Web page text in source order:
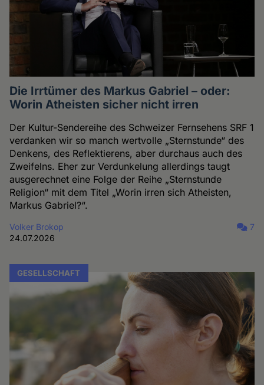
Die Irrtümer des Markus Gabriel – oder:
Worin Atheisten sicher nicht irren
Der Kultur-Sendereihe des Schweizer Fernsehens SRF 1
verdanken wir so manch wertvolle „Sternstunde“ des
Denkens, des Reflektierens, aber durchaus auch des
Zweifelns. Eher zur Verdunkelung allerdings taugt
ausgerechnet eine Folge der Reihe „Sternstunde
Religion“ mit dem Titel „Worin irren sich Atheisten,
Markus Gabriel?“.
Volker Brokop
24.07.2026
7
GESELLSCHAFT